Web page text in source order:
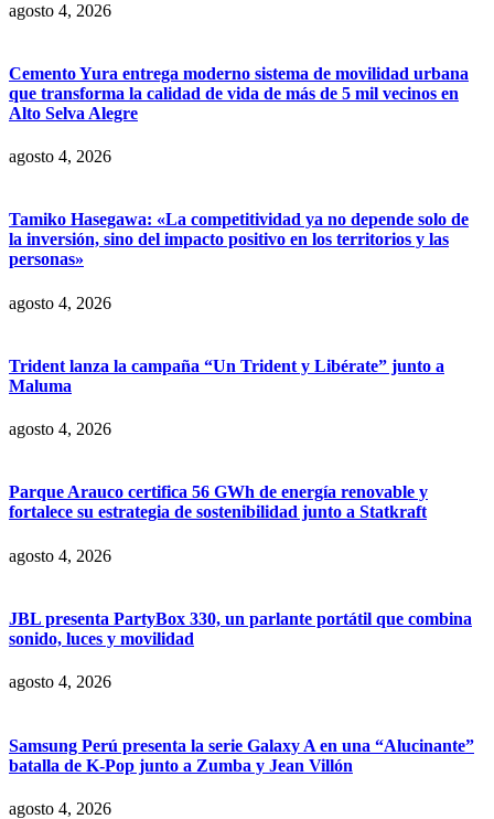
agosto 4, 2026
Cemento Yura entrega moderno sistema de movilidad urbana
que transforma la calidad de vida de más de 5 mil vecinos en
Alto Selva Alegre
agosto 4, 2026
Tamiko Hasegawa: «La competitividad ya no depende solo de
la inversión, sino del impacto positivo en los territorios y las
personas»
agosto 4, 2026
Trident lanza la campaña “Un Trident y Libérate” junto a
Maluma
agosto 4, 2026
Parque Arauco certifica 56 GWh de energía renovable y
fortalece su estrategia de sostenibilidad junto a Statkraft
agosto 4, 2026
JBL presenta PartyBox 330, un parlante portátil que combina
sonido, luces y movilidad
agosto 4, 2026
Samsung Perú presenta la serie Galaxy A en una “Alucinante”
batalla de K-Pop junto a Zumba y Jean Villón
agosto 4, 2026